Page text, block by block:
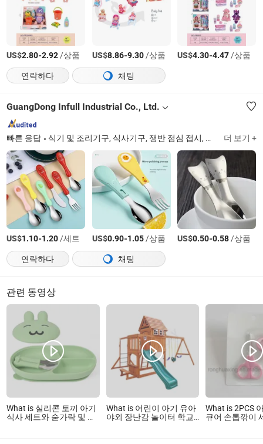
US$2.80-2.92/상품 US$8.86-9.30/상품 US$4.30-4.47/상품
연락하다
채팅
GuangDong Infull Industrial Co., Ltd.
빠른 응답 식기 및 조리기구, 식사기구, 쟁반 점심 접시, 도자기 식기, 주방용품, 베이킹 및 제과 도구, 주방 칼, 주방 도구, 바용품, 음료기구 더 보기 +
US$1.10-1.20/세트 US$0.90-1.05/상품 US$0.50-0.58/상품
연락하다
채팅
관련 동영상
What is 실리콘 토끼 아기
식사 세트와 숟가락 및 포
What is 어린이 아기 유아
야외 장난감 놀이터 학교
What is 2PCS
큐어 손톱깎이